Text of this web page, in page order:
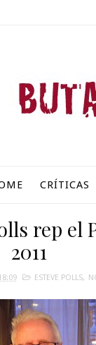
CRÍTICAS
rep el
2011
ESTEVE POLLS,